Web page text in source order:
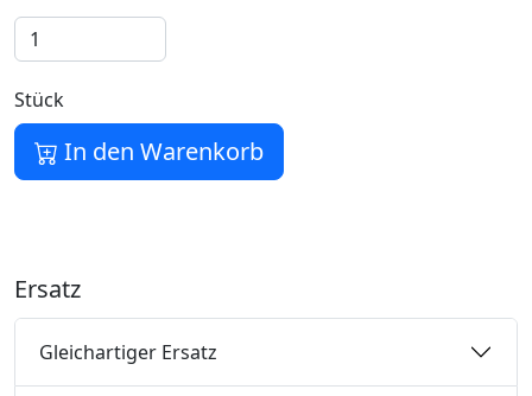
Stück
In den Warenkorb
Ersatz
Gleichartiger Ersatz